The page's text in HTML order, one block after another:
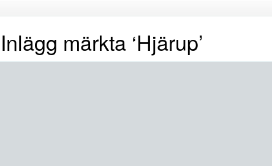
Inlägg märkta ‘Hjärup’